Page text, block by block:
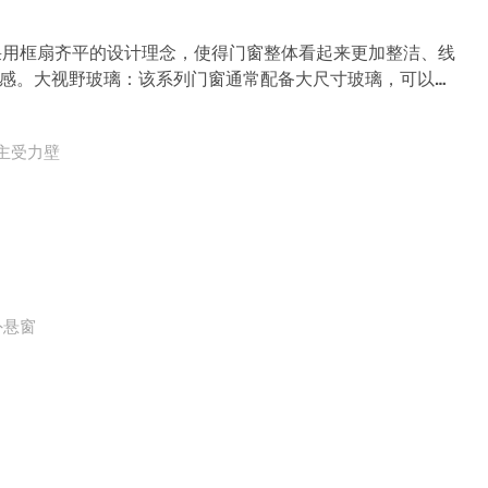
框扇齐平的设计理念，使得门窗整体看起来更加整洁、线
。大视野玻璃：该系列门窗通常配备大尺寸玻璃，可以提
受力壁
窗